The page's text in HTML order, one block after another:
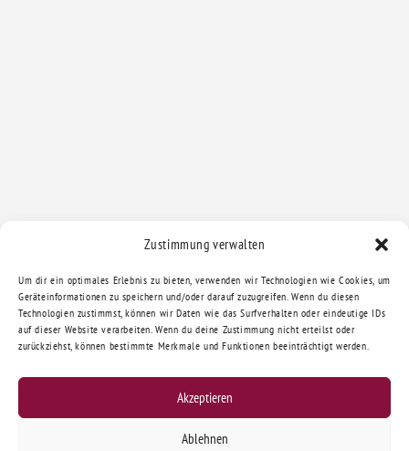
Zustimmung verwalten
Um dir ein optimales Erlebnis zu bieten, verwenden wir Technologien wie Cookies, um
Geräteinformationen zu speichern und/oder darauf zuzugreifen. Wenn du diesen
Technologien zustimmst, können wir Daten wie das Surfverhalten oder eindeutige IDs
auf dieser Website verarbeiten. Wenn du deine Zustimmung nicht erteilst oder
zurückziehst, können bestimmte Merkmale und Funktionen beeinträchtigt werden.
Akzeptieren
Ablehnen